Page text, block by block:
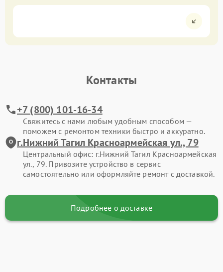
Контакты
+7 (800) 101-16-34
Свяжитесь с нами любым удобным способом —
поможем с ремонтом техники быстро и аккуратно.
г.Нижний Тагил Красноармейская ул., 79
Центральный офис: г.Нижний Тагил Красноармейская
ул., 79. Привозите устройство в сервис
самостоятельно или оформляйте ремонт с доставкой.
Подробнее о доставке